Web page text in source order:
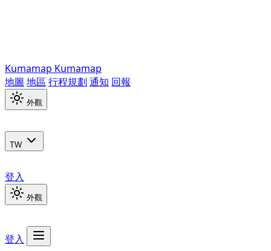
Kumamap Kumamap
地圖 地區 行程規劃 通知 回報
外觀
TW
登入
外觀
登入